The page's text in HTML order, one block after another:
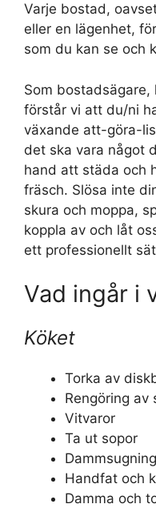
Varje bostad,
eller en lägenhet,
som du kan se och
Som
förstår vi att du/ni
växande att-göra-
det ska vara något
hand att städa och
fräsch. Slösa inte
skura och moppa,
koppla av och låt
ett professionellt
Vad ingår i
Köket
Torka av
Rengöring av
Vitvaror
Ta ut sopor
Handfat och
Damma och